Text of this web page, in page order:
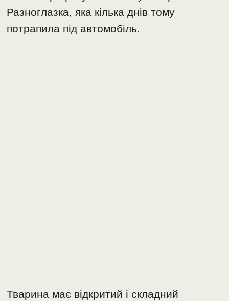
Разноглазка, яка кілька днів тому
потрапила під автомобіль.
Тварина має відкритий і складний